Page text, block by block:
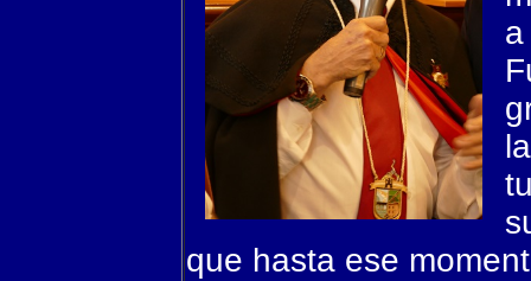
que hasta ese